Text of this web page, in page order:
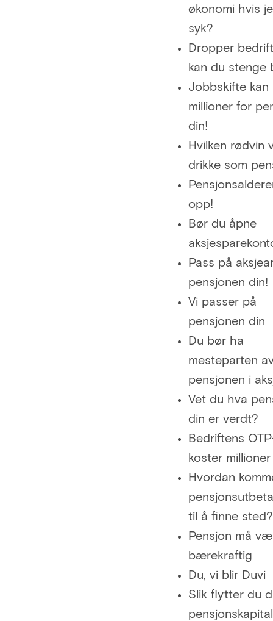
økonomi hvis
syk?
Dropper
kan du stenge
Jobbskifte kan
millioner for
din!
Hvilken rødvin
drikke som
opp!
Bør du åpne
Pass på
pensjonen din!
Vi passer på
pensjonen din
Du bør ha
mesteparten
pensjonen i
Vet du hva
din er verdt?
Bedriftens
koster millioner
Hvordan
til å finne sted?
Pensjon må
bærekraftig
Du, vi blir Duvi
Slik flytter du